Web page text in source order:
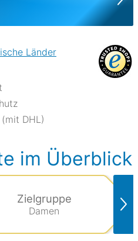
Länder
DHL)
im Überblick
Zielgruppe
Damen